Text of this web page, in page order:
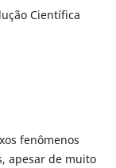
Científica
fenômenos
apesar de muito